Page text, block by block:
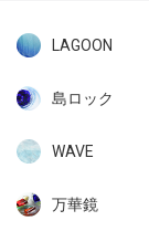
LAGOON
島ロック
WAVE
万華鏡